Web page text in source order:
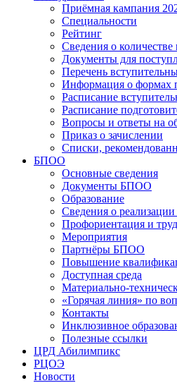
Приёмная кампания
Специальности
Рейтинг
Сведения о
Документы для
Перечень
Информация о формах
Расписание
Расписание
Вопросы и ответы на
Приказ о зачислении
Списки,
БПОО
Основные сведения
Документы БПОО
Образование
Сведения о
Профориентация и
Мероприятия
Партнёры БПОО
Повышение
Доступная среда
Материально-
«Горячая линия» по
Контакты
Инклюзивное
Полезные ссылки
ЦРД Абилимпикс
РЦОЭ
Новости